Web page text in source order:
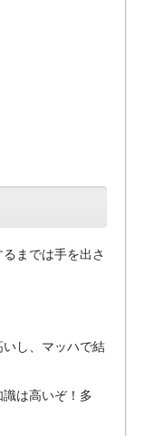
までは手を出さ
し、マッハで結
は高いぞ！多